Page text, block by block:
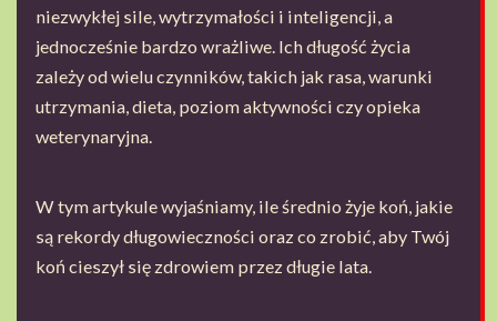
niezwykłej sile, wytrzymałości i inteligencji, a
jednocześnie bardzo wrażliwe. Ich długość życia
zależy od wielu czynników, takich jak rasa, warunki
utrzymania, dieta, poziom aktywności czy opieka
weterynaryjna.
W tym artykule wyjaśniamy, ile średnio żyje koń, jakie
są rekordy długowieczności oraz co zrobić, aby Twój
koń cieszył się zdrowiem przez długie lata.